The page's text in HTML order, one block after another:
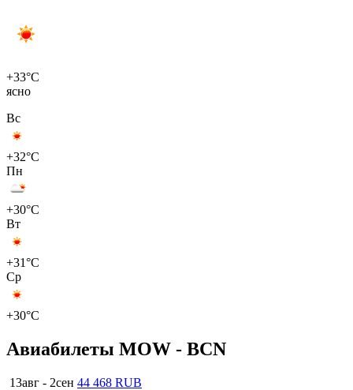
+33°C
ясно
Вс
+32°C
Пн
+30°C
Вт
+31°C
Ср
+30°C
Авиабилеты MOW - BCN
13авг - 2сен 44 468 RUB